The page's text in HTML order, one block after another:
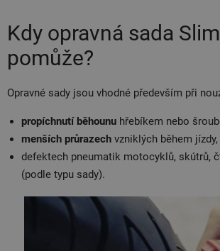
Kdy opravná sada
pomůže?
Opravné sady jsou vhodné především při
propíchnutí běhounu hřebíkem nebo
menších průrazech vzniklých během jízdy,
defektech pneumatik motocyklů, skútrů,
(podle typu sady).